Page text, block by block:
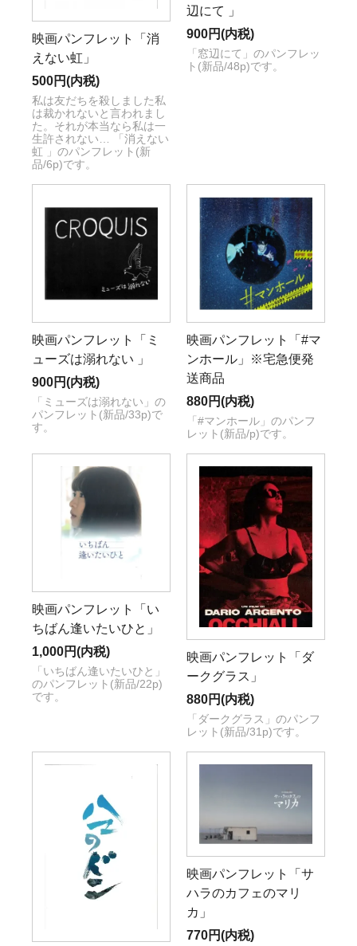
映画パンフレット「消
えない虹」
500円(内税)
私は友だちを殺しました私
は裁かれないと言われまし
た。それが本当なら私は一
生許されない… 「消えない
虹 」のパンフレット(新
品/6p)です。
辺にて 」
900円(内税)
「窓辺にて」のパンフレッ
ト(新品/48p)です。
映画パンフレット「ミ
ューズは溺れない 」
900円(内税)
「ミューズは溺れない」の
パンフレット(新品/33p)で
す。
映画パンフレット「#マ
ンホール」※宅急便発
送商品
880円(内税)
「#マンホール」のパンフ
レット(新品/p)です。
映画パンフレット「い
ちばん逢いたいひと」
1,000円(内税)
「いちばん逢いたいひと」
のパンフレット(新品/22p)
です。
映画パンフレット「ダ
ークグラス」
880円(内税)
「ダークグラス」のパンフ
レット(新品/31p)です。
映画パンフレット「サ
ハラのカフェのマリ
カ」
770円(内税)